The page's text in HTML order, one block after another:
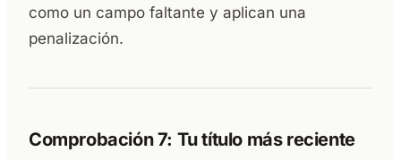
como un campo faltante y aplican una
penalización.
Comprobación 7: Tu título más reciente